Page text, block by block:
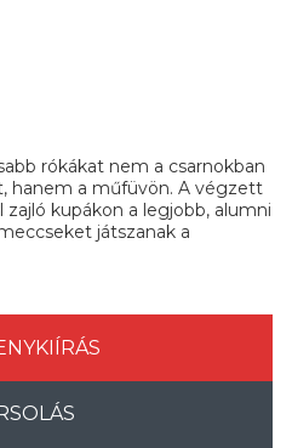
rókákat nem a csarnokban
hanem a műfüvön. A végzett
kupákon a legjobb, alumni
játszanak a